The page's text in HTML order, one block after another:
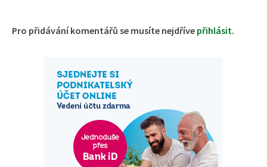
Pro přidávání komentářů se musíte nejdříve přihlásit.